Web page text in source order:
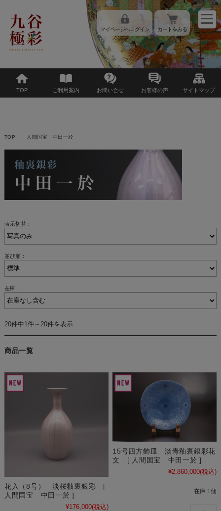
マイページへログイン カートをみる
TOP ご利用案内 お問い合せ お客様の声 サイトマップ
TOP 人間国宝 中田一於
表示切替：
並び順：
在庫：
20件中1件～20件を表示
商品一覧
花入（8号） 淡桜釉裏銀彩 [
人間国宝 中田一於 ]
¥176,000(税込)
15号四方飾皿 淡青釉裏銀彩花
文 [ 人間国宝 中田一於 ]
¥2,860,000(税込)
在庫 1個